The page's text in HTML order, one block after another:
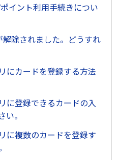
イント利用手続きについ
除されました。どうすれ
にカードを登録する方法
に登録できるカードの入
。
に複数のカードを登録す